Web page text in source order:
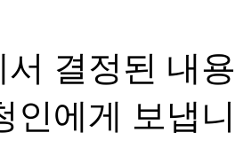
결정된 내
인에게 보냅